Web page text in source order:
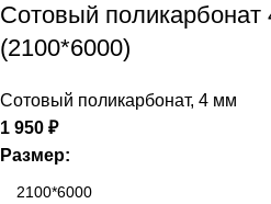
Сотовый поликарбонат
(2100*6000)
Сотовый поликарбонат, 4 мм
1 950 ₽
Размер: